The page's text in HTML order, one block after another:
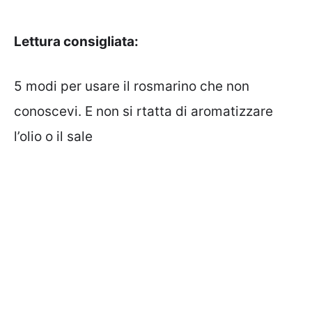
Lettura consigliata:
5 modi per usare il rosmarino che non
conoscevi. E non si rtatta di aromatizzare
l’olio o il sale